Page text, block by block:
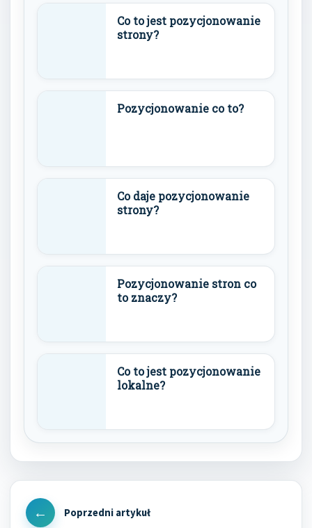
Co to jest pozycjonowanie
strony?
Pozycjonowanie co to?
Co daje pozycjonowanie
strony?
Pozycjonowanie stron co
to znaczy?
Co to jest pozycjonowanie
lokalne?
Nawigacja
wpisu
Previous